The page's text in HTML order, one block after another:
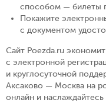
способом — билеты
Покажите
с документом
Сайт Poezda.ru
с электронной
и круглосуточной
Аксаково — Москва на
онлайн и